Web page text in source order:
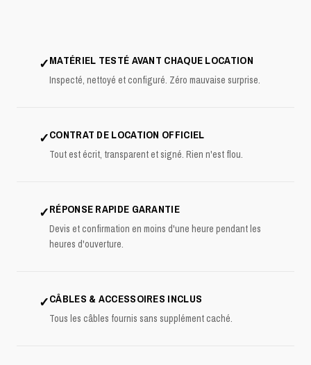
✓MATÉRIEL TESTÉ AVANT CHAQUE LOCATION
Inspecté, nettoyé et configuré. Zéro mauvaise surprise.
✓CONTRAT DE LOCATION OFFICIEL
Tout est écrit, transparent et signé. Rien n'est flou.
✓RÉPONSE RAPIDE GARANTIE
Devis et confirmation en moins d'une heure pendant les
heures d'ouverture.
✓CÂBLES & ACCESSOIRES INCLUS
Tous les câbles fournis sans supplément caché.